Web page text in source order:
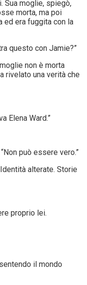
Sua moglie, spiegò,
morta, ma poi
ed era fuggita con la
questo con Jamie?”
non è morta
rivelato una verità che
Elena Ward.”
può essere vero.”
alterate. Storie
proprio lei.
il mondo